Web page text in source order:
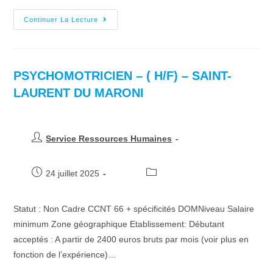
Continuer La Lecture
PSYCHOMOTRICIEN – ( H/F) – SAINT-
LAURENT DU MARONI
Service Ressources Humaines
24 juillet 2025
Statut : Non Cadre CCNT 66 + spécificités DOMNiveau Salaire
minimum Zone géographique Etablissement: Débutant
acceptés : A partir de 2400 euros bruts par mois (voir plus en
fonction de l’expérience)…